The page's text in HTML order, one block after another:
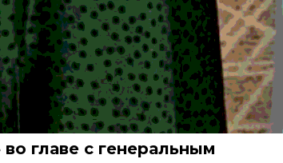
главе с генеральным